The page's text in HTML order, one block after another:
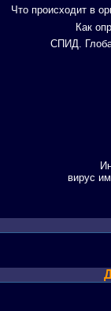
Что происходит в
Как
СПИД.
вирус